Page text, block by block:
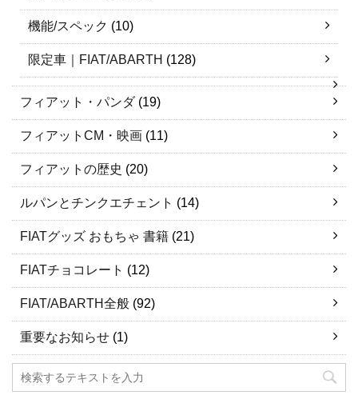
機能/スペック (10)
限定車｜FIAT/ABARTH (128)
フィアット・パンダ(19)
フィアットCM・映画 (11)
フィアットの歴史 (20)
ルパンとチンクエチェント (14)
FIATグッズ おもちゃ 書籍 (21)
FIATチョコレート (12)
FIAT/ABARTH全般 (92)
重要なお知らせ (1)